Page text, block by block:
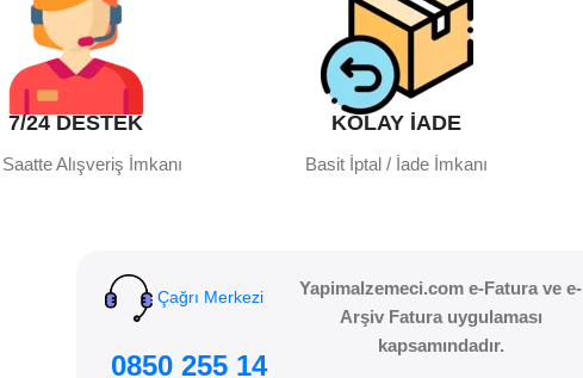
7/24 DESTEK
Alışveriş İmkanı
KOLAY İADE
Basit İptal / İade İmkanı
Çağrı Merkezi
0850 255 14
Yapimalzemeci.com e-Fatura ve e-
Arşiv Fatura uygulaması
kapsamındadır.